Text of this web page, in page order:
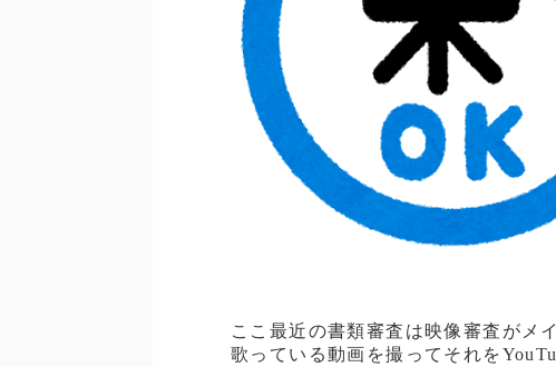
ここ最近の書類審査は映像審査がメ
歌っている動画を撮ってそれを